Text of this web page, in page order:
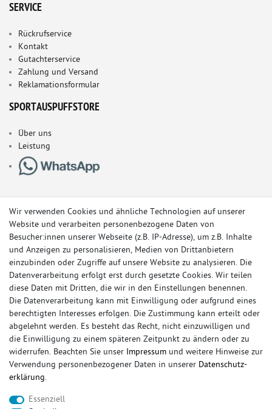
SERVICE
Rückrufservice
Kontakt
Gutachterservice
Zahlung und Versand
Reklamationsformular
SPORTAUSPUFFSTORE
Über uns
Leistung
© Copyright 2026 Sportauspuff-Store.de - Alle Rechte vorbehalten.
Preisangaben inkl. gesetzlicher MwSt. und zzgl. Versandkosten
Das Internetportal für Sportendschalldämpfer, Komplettanlagen,
Rennsportanlagen, Sportendrohre, Universalteile, Fächerkrümmer,
Vorschalldämpfer, Sportkat, Ersatzrohr und Auspuffzubehör.
FOX, REMUS, FSW, FRIEDRICH MOTORSPORT, EISENMANN, ULTER
Wir verwenden Cookies und ähnliche Technologien auf unserer
Website und verarbeiten personenbezogene Daten von
Besucher:innen unserer Webseite (z.B. IP-Adresse), um z.B. Inhalte
und Anzeigen zu personalisieren, Medien von Drittanbietern
einzubinden oder Zugriffe auf unsere Website zu analysieren. Die
Datenverarbeitung erfolgt erst durch gesetzte Cookies. Wir teilen
diese Daten mit Dritten, die wir in den Einstellungen benennen.
Die Datenverarbeitung kann mit Einwilligung oder aufgrund eines
berechtigten Interesses erfolgen. Die Zustimmung kann erteilt oder
abgelehnt werden. Es besteht das Recht, nicht einzuwilligen und
die Einwilligung zu einem späteren Zeitpunkt zu ändern oder zu
widerrufen. Beachten Sie unser Impressum und weitere Hinweise zur
Verwendung personenbezogener Daten in unserer Daten­schutz­
erklärung.
Essenziell